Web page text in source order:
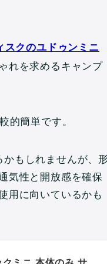
スクのユドゥンミニ
れを求めるキャンプ
的簡単です。
もしれませんが、
気性と開放感を確保
用に向いているかも